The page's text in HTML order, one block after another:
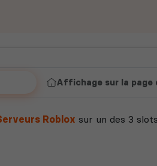
Affichage sur la page
Roblox sur un des 3